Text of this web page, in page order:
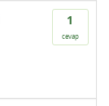
1
cevap